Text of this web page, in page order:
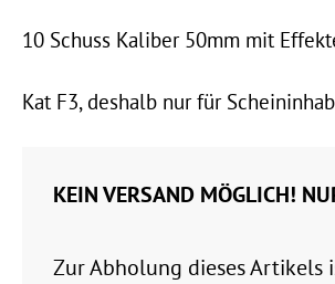
10 Schuss Kaliber 50mm mit
Kat F3, deshalb nur für
KEIN VERSAND MÖGLICH!
Zur Abholung dieses Artikels